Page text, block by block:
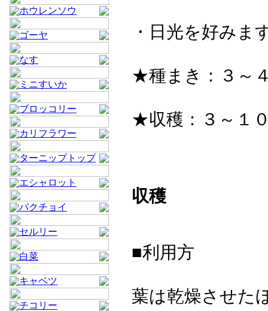
ホウレンソウ
ゴーヤ
なす
ミニすいか
ブロッコリー
カリフラワー
ターニップトップ
エシャロット
パクチョイ
セルリー
白菜
キャベツ
チコリー
・日光を好みま
★種まき：３～
★収穫：３～１
収穫
■利用方
葉は乾燥させた